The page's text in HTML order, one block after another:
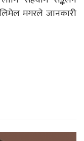
मगरले जानकारी